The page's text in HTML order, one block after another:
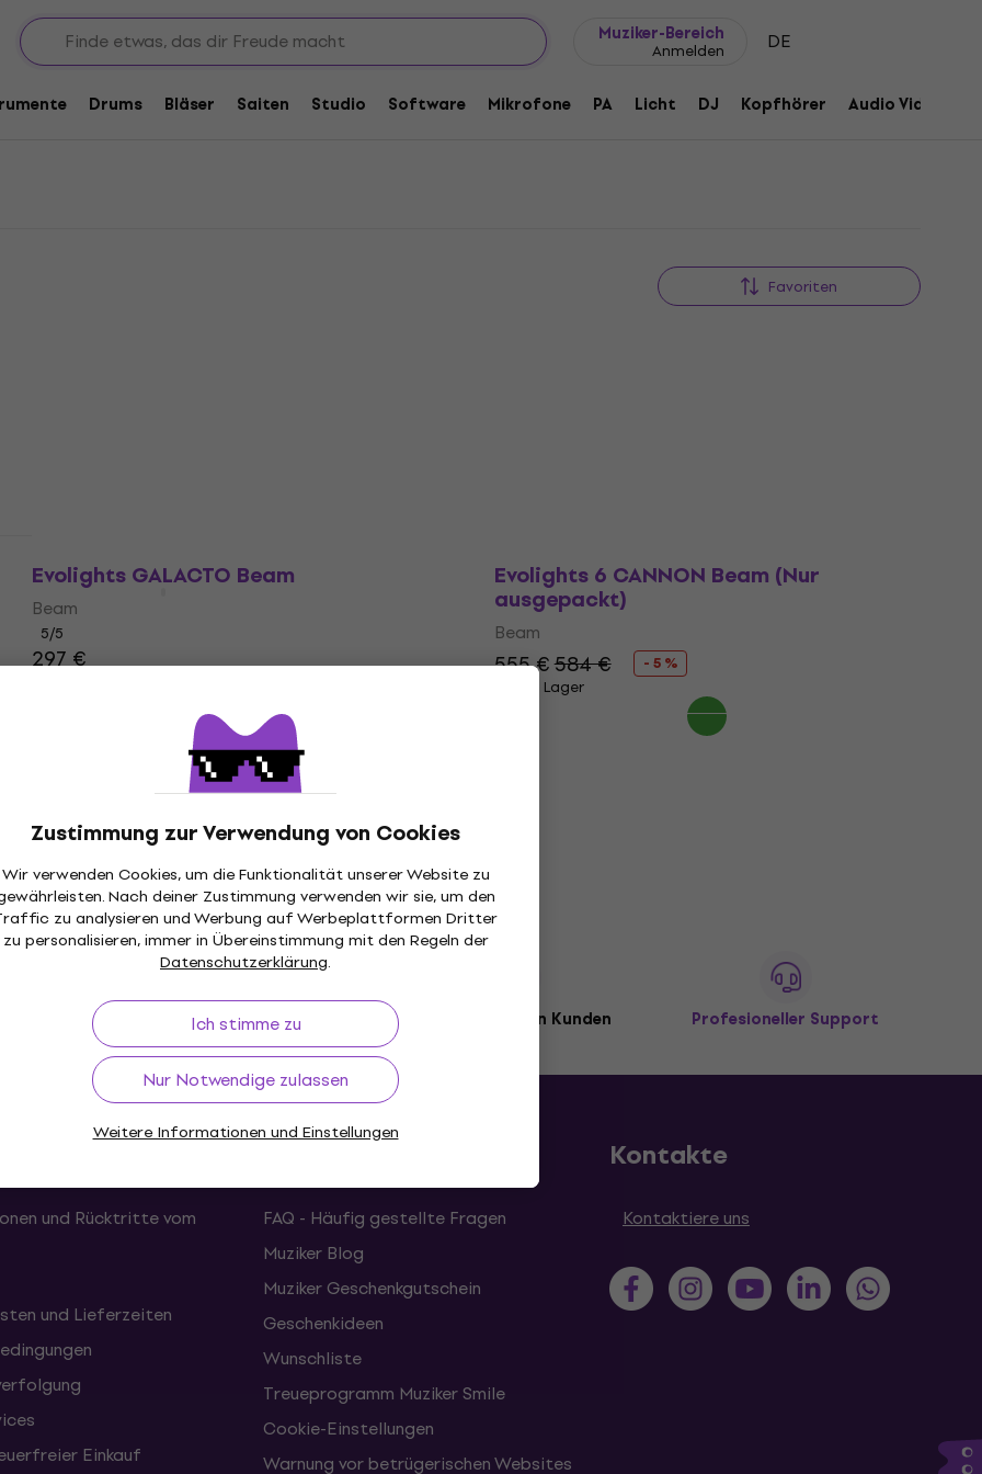
Muziker-Bereich
Anmelden DE
Drums Bläser Saiten Studio Software Mikrofone PA Licht DJ Kopfhörer Audio Video
Zustimmung zur Verwendung von Cookies
Wir verwenden Cookies, um die Funktionalität unserer Website zu
Nach deiner Zustimmung verwenden wir sie, um den
zu analysieren und Werbung auf Werbeplattformen Dritter
zu personalisieren, immer in Übereinstimmung mit den Regeln der
Datenschutzerklärung.
Ich stimme zu
Nur Notwendige zulassen
Weitere Informationen und Einstellungen
- BEAM
- BEAM
Favoriten
Evolights GALACTO Beam
Beam
5/5
297 €
Evolights 6 CANNON Beam (Nur
ausgepackt)
Beam
555 €584 €
- 5 %
Auf Lager
Versand gratisvon 199 € Über 3 Millionen Kunden Profesioneller Support
und Rücktritte vom
und Lieferzeiten
Einkauf
Nützliches
FAQ - Häufig gestellte Fragen
Muziker Blog
Muziker Geschenkgutschein
Geschenkideen
Wunschliste
Treueprogramm Muziker Smile
Cookie-Einstellungen
Warnung vor betrügerischen Websites
Kontakte
Kontaktiere uns